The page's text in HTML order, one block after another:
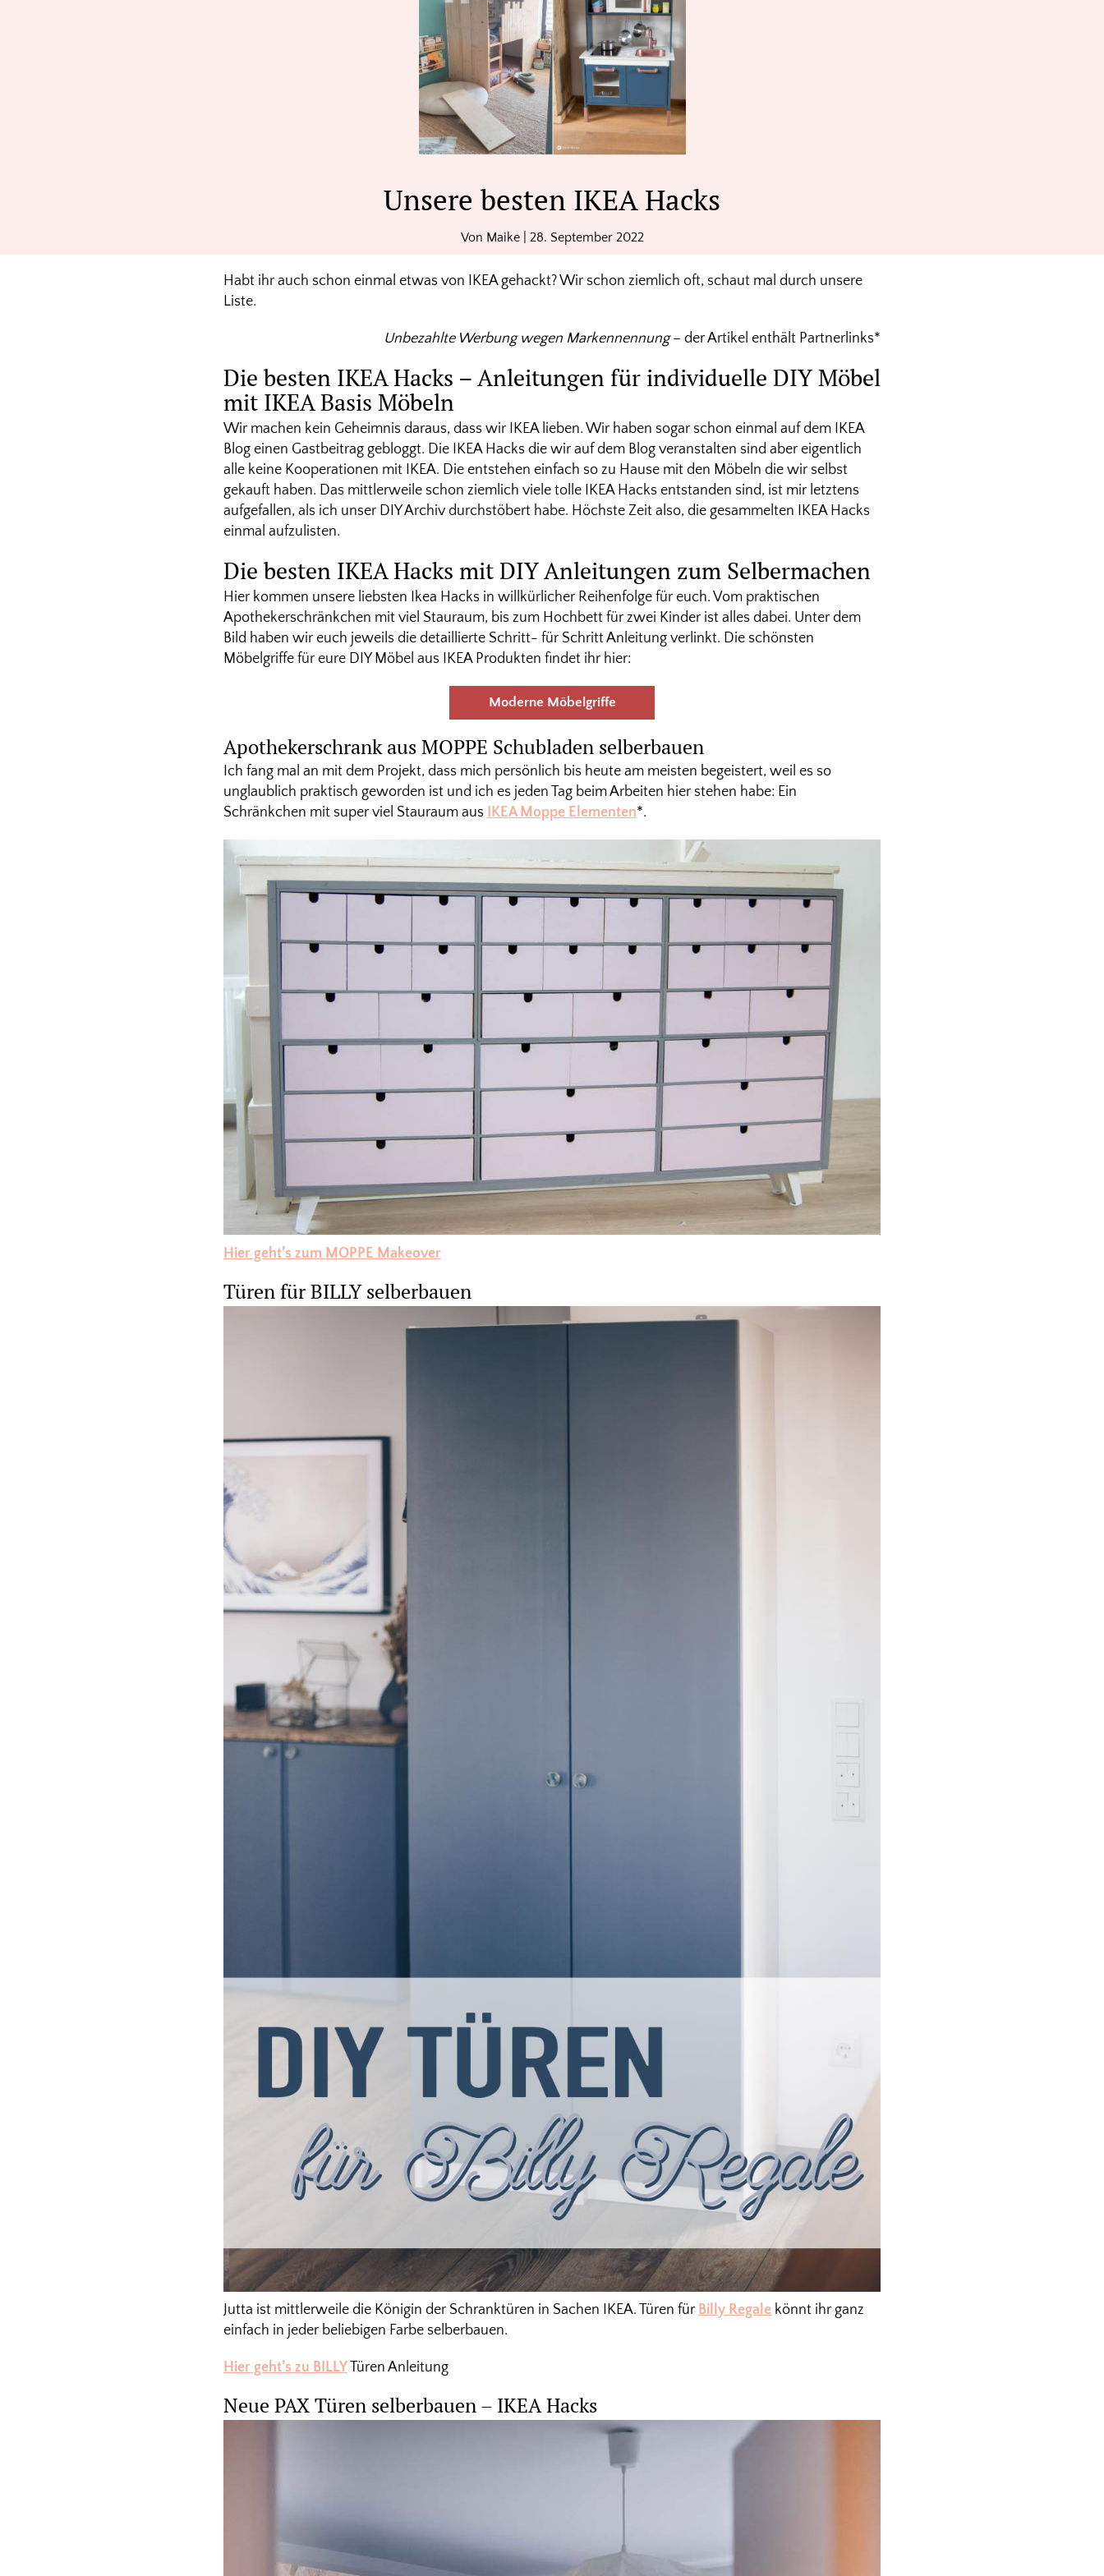
Unsere besten IKEA Hacks
Von Maike| 28. September 2022
Habt ihr auch schon einmal etwas von IKEA gehackt? Wir schon ziemlich oft, schaut mal durch unsere
Liste.
Unbezahlte Werbung wegen Markennennung– der Artikel enthält Partnerlinks*
Die besten IKEA Hacks – Anleitungen für individuelle DIY Möbel
mit IKEA Basis Möbeln
Wir machen kein Geheimnis daraus, dass wir IKEA lieben. Wir haben sogar schon einmal auf dem IKEA
Blog einen Gastbeitrag gebloggt. Die IKEA Hacks die wir auf dem Blog veranstalten sind aber eigentlich
alle keine Kooperationen mit IKEA. Die entstehen einfach so zu Hause mit den Möbeln die wir selbst
gekauft haben. Das mittlerweile schon ziemlich viele tolle IKEA Hacks entstanden sind, ist mir letztens
aufgefallen, als ich unser DIY Archiv durchstöbert habe. Höchste Zeit also, die gesammelten IKEA Hacks
einmal aufzulisten.
Die besten IKEA Hacks mit DIY Anleitungen zum Selbermachen
Hier kommen unsere liebsten Ikea Hacks in willkürlicher Reihenfolge für euch. Vom praktischen
Apothekerschränkchen mit viel Stauraum, bis zum Hochbett für zwei Kinder ist alles dabei. Unter dem
Bild haben wir euch jeweils die detaillierte Schritt- für Schritt Anleitung verlinkt. Die schönsten
Möbelgriffe für eure DIY Möbel aus IKEA Produkten findet ihr hier:
Moderne Möbelgriffe
Apothekerschrank aus MOPPE Schubladen selberbauen
Ich fang mal an mit dem Projekt, dass mich persönlich bis heute am meisten begeistert, weil es so
unglaublich praktisch geworden ist und ich es jeden Tag beim Arbeiten hier stehen habe: Ein
Schränkchen mit super viel Stauraum aus IKEA Moppe Elementen*.
Hier geht’s zum MOPPE Makeover
Türen für BILLY selberbauen
Jutta ist mittlerweile die Königin der Schranktüren in Sachen IKEA. Türen für Billy Regale könnt ihr ganz
einfach in jeder beliebigen Farbe selberbauen.
Hier geht’s zu BILLY Türen Anleitung
Neue PAX Türen selberbauen – IKEA Hacks